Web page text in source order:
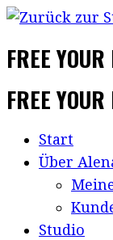
FREE
FREE
Start
Über
Studio